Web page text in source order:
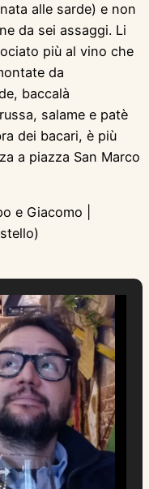
alle sarde) e non
da sei assaggi. Li
più al vino che
da
baccalà
salame e patè
dei bacari, è più
a piazza San Marco
e Giacomo |